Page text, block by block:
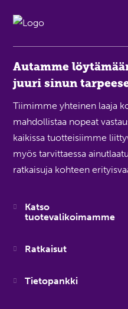
Autamme
juuri sinun
Tiimimme yhteinen laaja
mahdollistaa nopeat
kaikissa tuotteisiimme
myös tarvittaessa
ratkaisuja kohteen
Katso
tuotevalikoimamme
Ratkaisut
Tietopankki